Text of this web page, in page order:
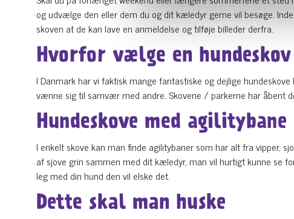
og udvælge den eller dem du og dit kæledyr gerne vil besøge.
skoven at de kan lave en anmeldelse og tilføje billeder derfra.
Hvorfor vælge en hundeskov
I Danmark har vi faktisk mange fantastiske og dejlige
vænne sig til samvær med andre. Skovene / parkerne har åbent
Hundeskove med agilitybane
I enkelt skove kan man finde agilitybaner som har alt fra vipper,
af sjove grin sammen med dit kæledyr, man vil hurtigt kunne se
leg med din hund den vil elske det.
Dette skal man huske